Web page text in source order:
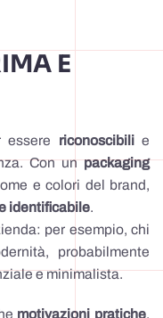
E
essere riconoscibilie
Con unpackaging
e colori del brand,
identificabile.
per esempio, chi
probabilmente
e minimalista.
motivazioni pratiche,